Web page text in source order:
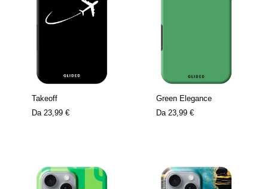
Takeoff
Da 23,99 €
Green Elegance
Da 23,99 €